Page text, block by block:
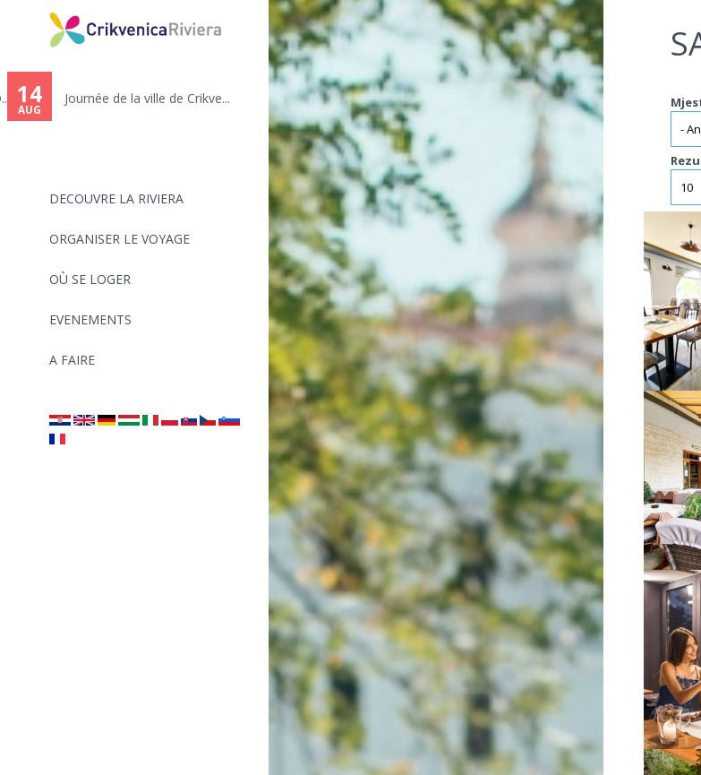
Jump to navigation
DECOUVRE LA RIVIERA
ORGANISER LE VOYAGE
OÙ SE LOGER
EVENEMENTS
A FAIRE
14
AUG
Journée de la ville de Crikve...
VIŠE INFORMACIJA
VIŠE INFORMACIJA
VIŠE INFORMACIJA